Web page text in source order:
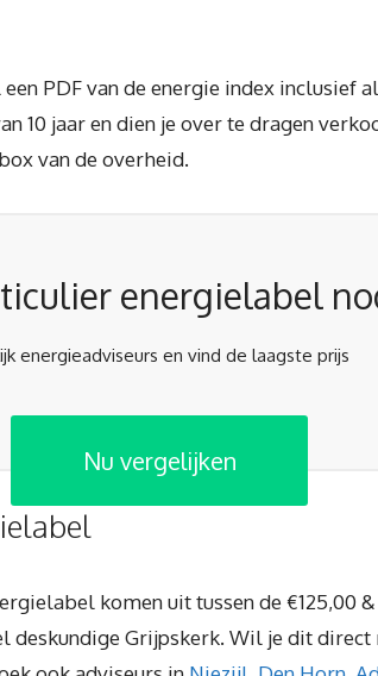
PDF van de energie index inclusief
10 jaar en dien je over te dragen
van de overheid.
energielabel
energieadviseurs en vind de laagste prijs
Nu vergelijken
komen uit tussen de €125,00
deskundige Grijpskerk. Wil je dit direct